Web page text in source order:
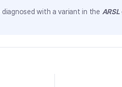
diagnosed with a variant in the ARSL